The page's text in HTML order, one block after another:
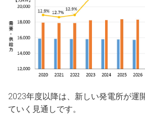
2023年度以降は、新しい発電所が運
ていく見通しです。